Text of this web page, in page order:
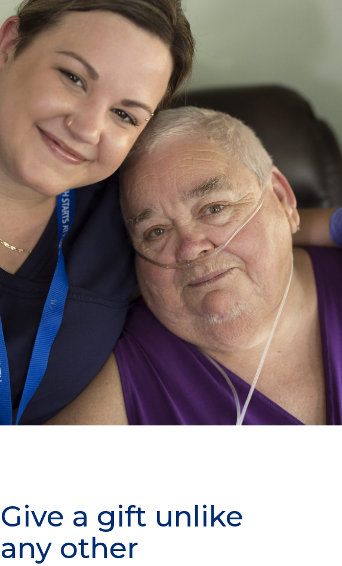
Give a gift unlike
any other